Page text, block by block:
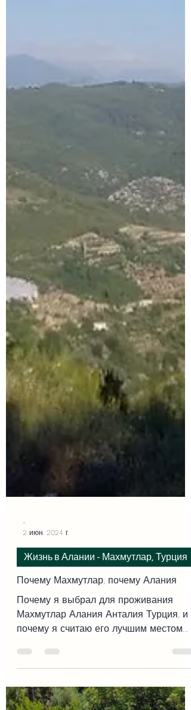
2 июн. 2024 г.
Жизнь в Алании - Махмутлар, Турция
Почему Махмутлар, почему Алания
Почему я выбрал для проживания
Махмутлар Алания Анталия Турция, и
почему я считаю его лучшим местом